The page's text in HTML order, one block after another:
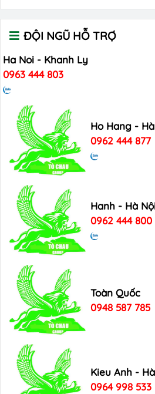
ĐỘI NGŨ HỖ TRỢ
Ha Noi - Khanh Ly
0963 444 803
Ho Hang -
0962 444 877
Hanh - Hà
0962 444 800
Toàn Quốc
0948 587 785
Kieu Anh -
0964 998 533